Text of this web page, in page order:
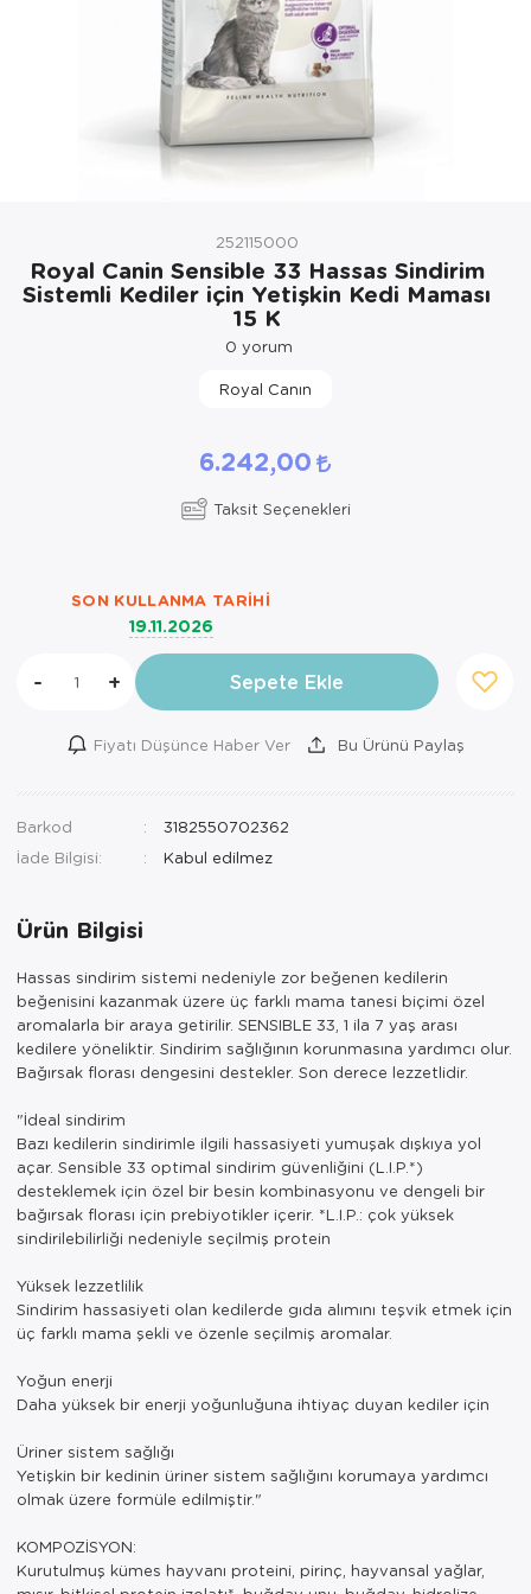
252115000
Royal Canin Sensible 33 Hassas Sindirim
Sistemli Kediler için Yetişkin Kedi Maması
15 K
0 yorum
Royal Canın
6.242,00
Taksit Seçenekleri
SON KULLANMA TARIHI
19.11.2026
- + Sepete Ekle
Fiyatı Düşünce Haber Ver Bu Ürünü Paylaş
Barkod
3182550702362
İade Bilgisi:
Ürün Bilgisi
Hassas sindirim sistemi nedeniyle zor beğenen kedilerin
beğenisini kazanmak üzere üç farklı mama tanesi biçimi özel
aromalarla bir araya getirilir. SENSIBLE 33, 1 ila 7 yaş arası
kedilere yöneliktir. Sindirim sağlığının korunmasına yardımcı olur.
Bağırsak florası dengesini destekler. Son derece lezzetlidir.
"İdeal sindirim
Bazı kedilerin sindirimle ilgili hassasiyeti yumuşak dışkıya yol
açar. Sensible 33 optimal sindirim güvenliğini (L.I.P.*)
desteklemek için özel bir besin kombinasyonu ve dengeli bir
bağırsak florası için prebiyotikler içerir. *L.I.P.: çok yüksek
sindirilebilirliği nedeniyle seçilmiş protein
Yüksek lezzetlilik
Sindirim hassasiyeti olan kedilerde gıda alımını teşvik etmek için
üç farklı mama şekli ve özenle seçilmiş aromalar.
Yoğun enerji
Daha yüksek bir enerji yoğunluğuna ihtiyaç duyan kediler için
Üriner sistem sağlığı
Yetişkin bir kedinin üriner sistem sağlığını korumaya yardımcı
olmak üzere formüle edilmiştir."
KOMPOZİSYON:
Kurutulmuş kümes hayvanı proteini, pirinç, hayvansal yağlar,